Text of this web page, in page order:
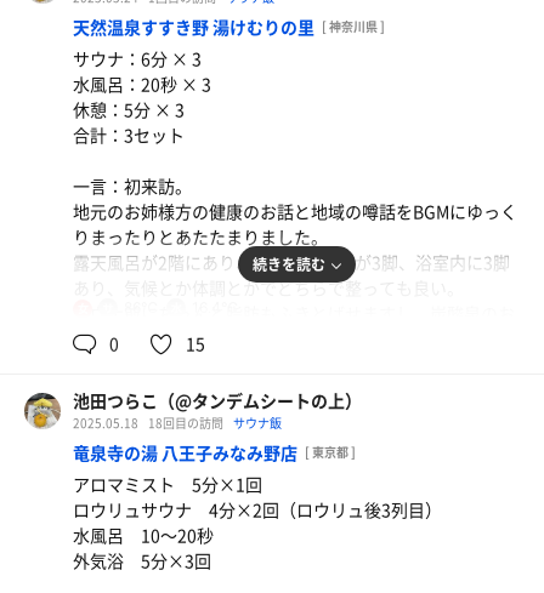
明太子クリームうどん（温）とコーラ
クリーミーなのにしつこくなくうま！
かす肉汁つけうどん
天然温泉すすき野 湯けむりの里 [ 神奈川県 ]
サウナ：6分 × 3
水風呂：20秒 × 3
休憩：5分 × 3
合計：3セット
一言：初来訪。
地元のお姉様方の健康のお話と地域の噂話をBGMにゆっく
りまったりとあたたまりました。
露天風呂が2階にあり、外気浴の椅子が3脚、浴室内に3脚
あり、気候とか体調とかでどちらで整っても良い。
風呂も気持ちよかった。
薬草蒸し風呂は、温度が低く汗をかくというよりはミスト
を浴びる感じ。
サウナはロウリュとか、目玉送風とかはなく、入り口横に
アロマ水入りのスプレーがおいてあり、自分で湿気を足し
て行くシステムになっていました。
お姉様がシュッシュと振りまいておられました。
続きを読む
0 15
池田つらこ（@タンデムシートの上）
2025.05.18 18回目の訪問 サウナ飯
竜泉寺の湯 八王子みなみ野店 [ 東京都 ]
アロマミスト 5分×1回
ロウリュサウナ 4分×2回（ロウリュ後3列目）
水風呂 10〜20秒
外気浴 5分×3回